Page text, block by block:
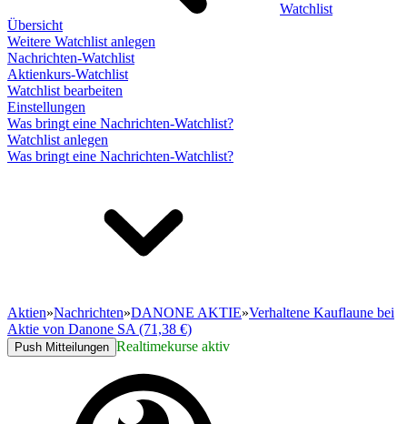
Watchlist
Übersicht
Weitere Watchlist anlegen
Nachrichten-Watchlist
Aktienkurs-Watchlist
Watchlist bearbeiten
Einstellungen
Was bringt eine Nachrichten-Watchlist?
Watchlist anlegen
Was bringt eine Nachrichten-Watchlist?
Aktien»Nachrichten»DANONE AKTIE»Verhaltene Kauflaune bei
Aktie von Danone SA (71,38 €)
Push Mitteilungen Realtimekurse aktiv